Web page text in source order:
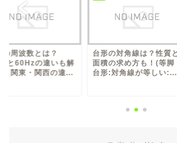
の対角線は？性質と
の求め方も！(等脚
:対角線が等しい:...
1グラムは何ミリグラム
（1gは何mg）？単位変
換・換算方法【gをm...